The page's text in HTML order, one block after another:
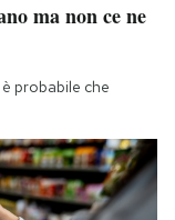
ma non ce ne
probabile che